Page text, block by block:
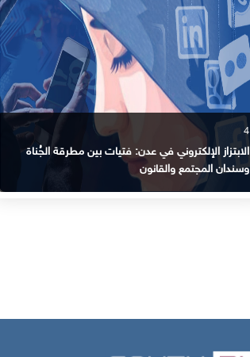
4
الابتزاز الإلكتروني في عدن: فتيات بين مطرقة الجُناة
وسندان المجتمع والقانون